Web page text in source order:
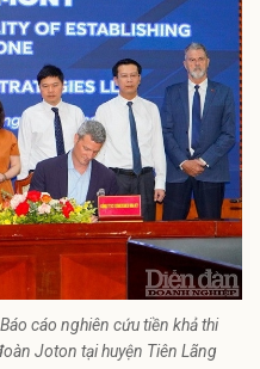
cáo nghiên cứu tiền khả thi
Joton tại huyện Tiên Lãng